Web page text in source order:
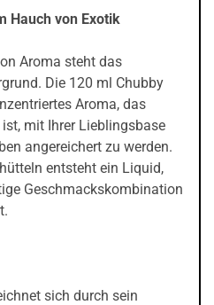
Hauch von Exotik
Aroma steht das
Die 120 ml Chubby
Aroma, das
mit Ihrer Lieblingsbase
angereichert zu werden.
entsteht ein Liquid,
Geschmackskombination
sich durch sein